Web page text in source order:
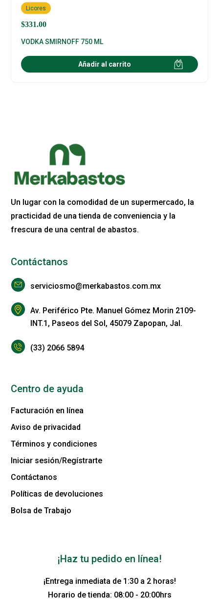
$331.00
Licores
VODKA SMIRNOFF 750 ML
Añadir al carrito
Un lugar con la comodidad de un supermercado, la
practicidad de una tienda de conveniencia y la
frescura de una central de abastos.
Contáctanos
serviciosmo@merkabastos.com.mx
Av. Periférico Pte. Manuel Gómez Morin 2109-
INT.1, Paseos del Sol, 45079 Zapopan, Jal.
(33) 2066 5894
Centro de ayuda
Facturación en línea
Aviso de privacidad
Términos y condiciones
Iniciar sesión/Regístrarte
Contáctanos
Políticas de devoluciones
Bolsa de Trabajo
¡Haz tu pedido en línea!
¡Entrega inmediata de 1:30 a 2 horas!
Horario de tienda: 08:00 - 20:00hrs